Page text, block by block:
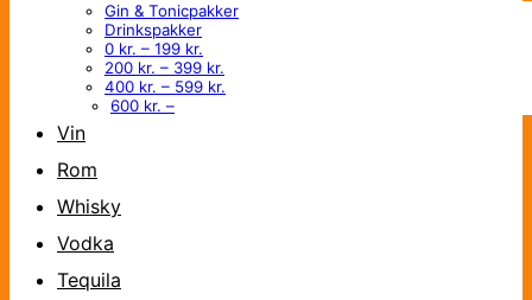
Gin & Tonicpakker
Drinkspakker
0 kr. – 199 kr.
200 kr. – 399 kr.
400 kr. – 599 kr.
600 kr. –
Vin
Rom
Whisky
Vodka
Tequila